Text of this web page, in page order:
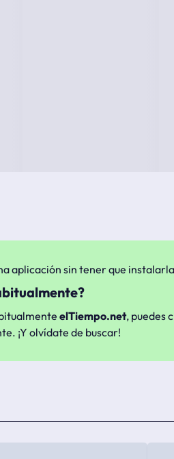
aplicación sin tener que
elTiempo.net, puedes
¡Y olvídate de buscar!